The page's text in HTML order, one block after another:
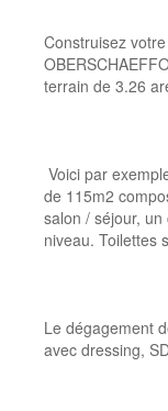
Construisez
terrain de 3.26
Voici par
de 115m2
salon / séjour,
niveau. Toilettes
Le dégagement
avec dressing,